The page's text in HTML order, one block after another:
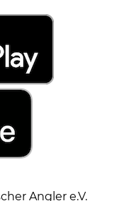
Angler e.V.